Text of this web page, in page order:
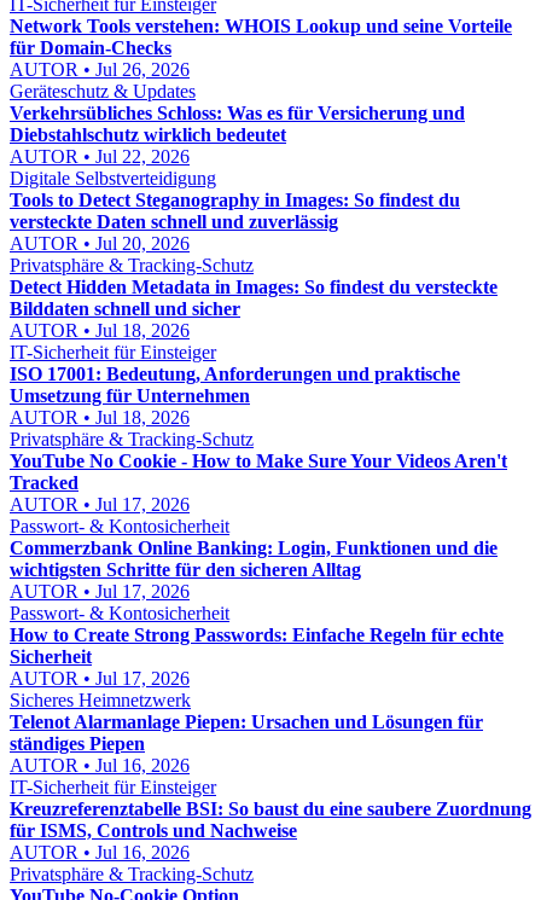
IT-Sicherheit für Einsteiger
Network Tools verstehen: WHOIS Lookup und seine Vorteile
für Domain-Checks
AUTOR • Jul 26, 2026
Geräteschutz & Updates
Verkehrsübliches Schloss: Was es für Versicherung und
Diebstahlschutz wirklich bedeutet
AUTOR • Jul 22, 2026
Digitale Selbstverteidigung
Tools to Detect Steganography in Images: So findest du
versteckte Daten schnell und zuverlässig
AUTOR • Jul 20, 2026
Privatsphäre & Tracking-Schutz
Detect Hidden Metadata in Images: So findest du versteckte
Bilddaten schnell und sicher
AUTOR • Jul 18, 2026
IT-Sicherheit für Einsteiger
ISO 17001: Bedeutung, Anforderungen und praktische
Umsetzung für Unternehmen
AUTOR • Jul 18, 2026
Privatsphäre & Tracking-Schutz
YouTube No Cookie - How to Make Sure Your Videos Aren't
Tracked
AUTOR • Jul 17, 2026
Passwort- & Kontosicherheit
Commerzbank Online Banking: Login, Funktionen und die
wichtigsten Schritte für den sicheren Alltag
AUTOR • Jul 17, 2026
Passwort- & Kontosicherheit
How to Create Strong Passwords: Einfache Regeln für echte
Sicherheit
AUTOR • Jul 17, 2026
Sicheres Heimnetzwerk
Telenot Alarmanlage Piepen: Ursachen und Lösungen für
ständiges Piepen
AUTOR • Jul 16, 2026
IT-Sicherheit für Einsteiger
Kreuzreferenztabelle BSI: So baust du eine saubere Zuordnung
für ISMS, Controls und Nachweise
AUTOR • Jul 16, 2026
Privatsphäre & Tracking-Schutz
YouTube No-Cookie Option